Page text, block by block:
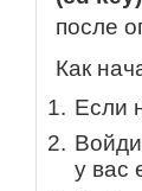
после
Как
Если
у вас